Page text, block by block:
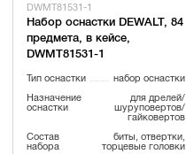
DWMT81531-1
Набор оснастки DEWALT, 84
предмета, в кейсе,
DWMT81531-1
Тип оснастки набор оснастки
Назначение
оснастки
для дрелей/
шуруповертов/
гайковертов
Состав
набора
биты, отвертки,
торцевые головки